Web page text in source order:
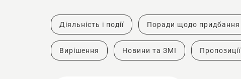
Діяльність і події Поради щодо придбання
Вирішення Новини та ЗМІ Пропозиції